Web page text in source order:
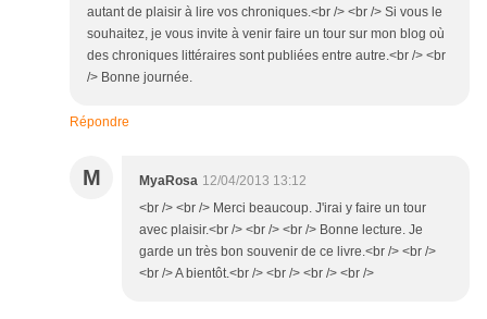
autant de plaisir à lire vos chroniques.<br /> <br /> Si vous le
souhaitez, je vous invite à venir faire un tour sur mon blog où
des chroniques littéraires sont publiées entre autre.<br /> <br
/> Bonne journée.
Répondre
M MyaRosa 12/04/2013 13:12
<br /> <br /> Merci beaucoup. J'irai y faire un tour
avec plaisir.<br /> <br /> <br /> Bonne lecture. Je
garde un très bon souvenir de ce livre.<br /> <br />
<br /> A bientôt.<br /> <br /> <br /> <br />